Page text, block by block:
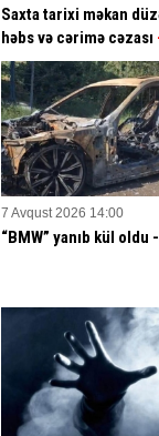
Saxta tarixi məkan
həbs və cərimə cəzası
7 Avqust 2026 14:00
“BMW” yanıb kül oldu -